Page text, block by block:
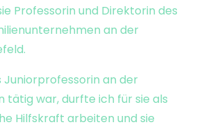
Professorin und Direktorin des
an der
Juniorprofessorin an der
tätig war, durfte ich für sie als
Hilfskraft arbeiten und sie